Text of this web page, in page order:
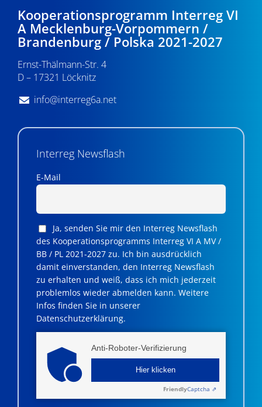
Kooperationsprogramm Interreg VI
A Mecklenburg-Vorpommern /
Brandenburg / Polska 2021-2027
Ernst-Thälmann-Str. 4
D – 17321 Löcknitz
info@interreg6a.net
Interreg Newsflash
E-Mail
Ja, senden Sie mir den Interreg Newsflash
des Kooperationsprogramms Interreg VI A MV /
BB / PL 2021-2027 zu. Ich bin ausdrücklich
damit einverstanden, den Interreg Newsflash
zu erhalten und weiß, dass ich mich jederzeit
problemlos wieder abmelden kann. Weitere
Infos finden Sie in unserer
Datenschutzerklärung.
Anti-Roboter-Verifizierung
Hier klicken
FriendlyCaptcha ⇗